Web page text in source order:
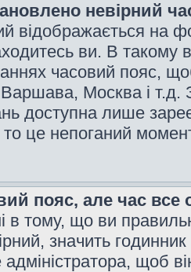
невірний
відображається на
ви. В такому
часовий пояс,
Москва і т.д.
доступна лише
то це непоганий
пояс, але час все
в тому, що ви
значить
адміністратора, щоб